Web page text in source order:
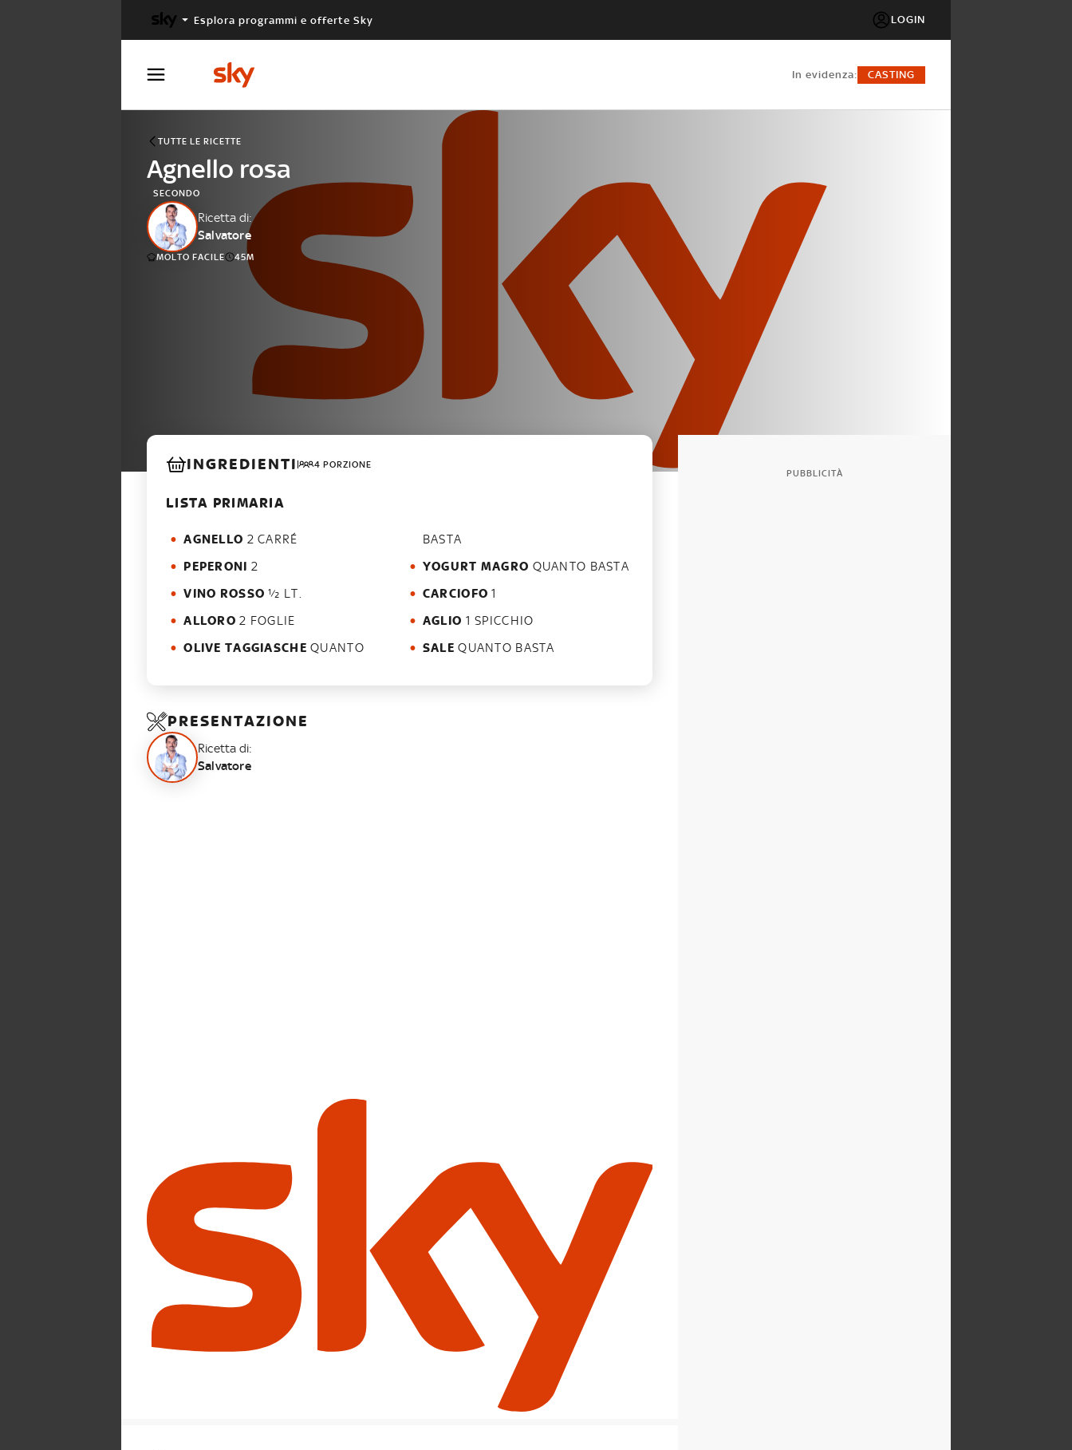
Esplora programmi e offerte Sky LOGIN
in evidenza: CASTING
TUTTE LE RICETTE
Agnello rosa
SECONDO
Ricetta di:
Salvatore
MOLTO FACILE 45M
INGREDIENTI 4 PORZIONE
LISTA PRIMARIA
AGNELLO 2 CARRÉ
PEPERONI 2
VINO ROSSO ½ LT.
ALLORO 2 FOGLIE
OLIVE TAGGIASCHE QUANTO
BASTA
YOGURT MAGRO QUANTO BASTA
CARCIOFO 1
AGLIO 1 SPICCHIO
SALE QUANTO BASTA
PRESENTAZIONE
Ricetta di:
Salvatore
PUBBLICITÀ